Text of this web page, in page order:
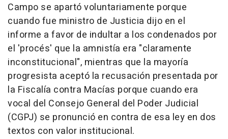
Campo se apartó voluntariamente porque
cuando fue ministro de Justicia dijo en el
informe a favor de indultar a los condenados por
el 'procés' que la amnistía era "claramente
inconstitucional", mientras que la mayoría
progresista aceptó la recusación presentada por
la Fiscalía contra Macías porque cuando era
vocal del Consejo General del Poder Judicial
(CGPJ) se pronunció en contra de esa ley en dos
textos con valor institucional.